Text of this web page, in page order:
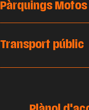
Pàrquings
Transport públic